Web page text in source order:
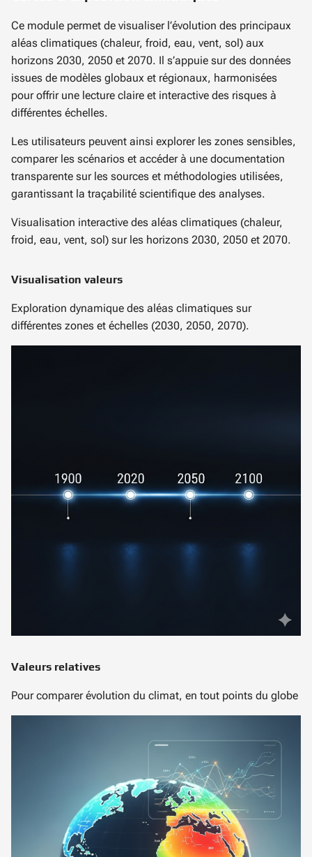
Ce module permet de visualiser l’évolution des principaux
aléas climatiques (chaleur, froid, eau, vent, sol) aux
horizons 2030, 2050 et 2070. Il s’appuie sur des données
issues de modèles globaux et régionaux, harmonisées
pour offrir une lecture claire et interactive des risques à
différentes échelles.
Les utilisateurs peuvent ainsi explorer les zones sensibles,
comparer les scénarios et accéder à une documentation
transparente sur les sources et méthodologies utilisées,
garantissant la traçabilité scientifique des analyses.
Visualisation interactive des aléas climatiques (chaleur,
froid, eau, vent, sol) sur les horizons 2030, 2050 et 2070.
Visualisation valeurs
Exploration dynamique des aléas climatiques sur
différentes zones et échelles (2030, 2050, 2070).
Valeurs relatives
Pour comparer évolution du climat, en tout points du globe